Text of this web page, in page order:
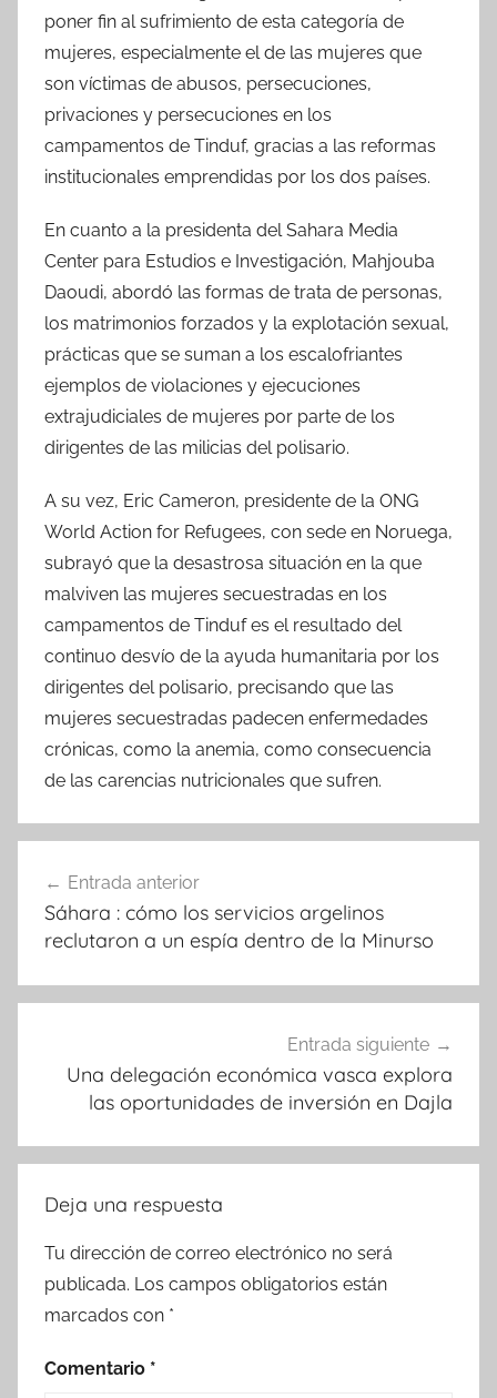
poner fin al sufrimiento de esta categoría de
mujeres, especialmente el de las mujeres que
son víctimas de abusos, persecuciones,
privaciones y persecuciones en los
campamentos de Tinduf, gracias a las reformas
institucionales emprendidas por los dos países.
En cuanto a la presidenta del Sahara Media
Center para Estudios e Investigación, Mahjouba
Daoudi, abordó las formas de trata de personas,
los matrimonios forzados y la explotación sexual,
prácticas que se suman a los escalofriantes
ejemplos de violaciones y ejecuciones
extrajudiciales de mujeres por parte de los
dirigentes de las milicias del polisario.
A su vez, Eric Cameron, presidente de la ONG
World Action for Refugees, con sede en Noruega,
subrayó que la desastrosa situación en la que
malviven las mujeres secuestradas en los
campamentos de Tinduf es el resultado del
continuo desvío de la ayuda humanitaria por los
dirigentes del polisario, precisando que las
mujeres secuestradas padecen enfermedades
crónicas, como la anemia, como consecuencia
de las carencias nutricionales que sufren.
de
entradas
Entrada anterior
Sáhara : cómo los servicios argelinos
reclutaron a un espía dentro de la Minurso
Entrada siguiente
Una delegación económica vasca explora
las oportunidades de inversión en Dajla
Deja una respuesta
Tu dirección de correo electrónico no será
publicada. Los campos obligatorios están
marcados con *
Comentario *